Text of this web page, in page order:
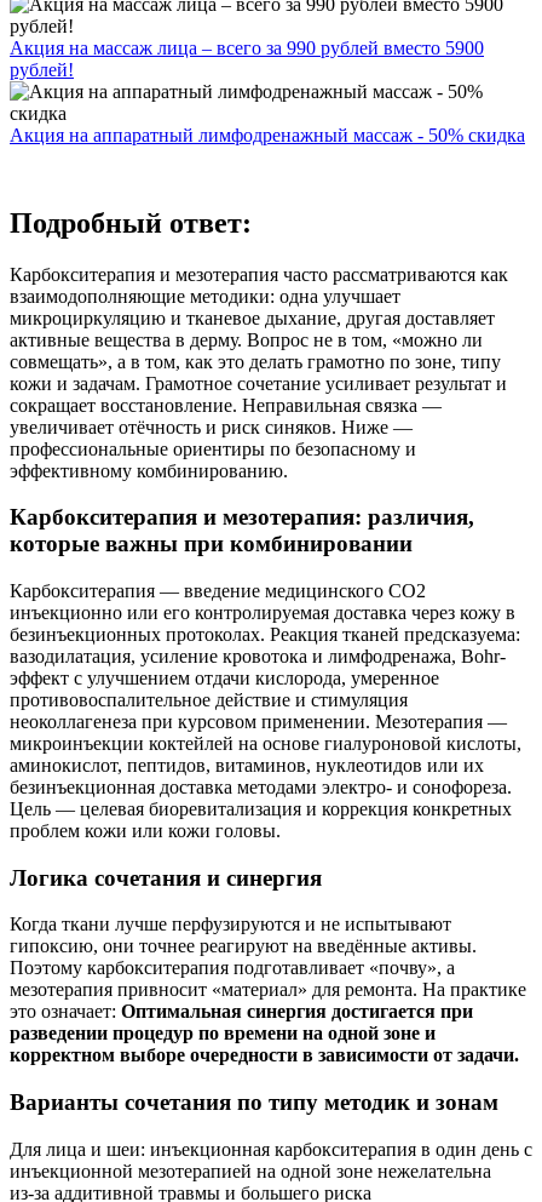
Акция на массаж лица – всего за 990 рублей вместо 5900
рублей!
Акция на аппаратный лимфодренажный массаж - 50% скидка
Подробный ответ:
Карбокситерапия и мезотерапия часто рассматриваются как
взаимодополняющие методики: одна улучшает
микроциркуляцию и тканевое дыхание, другая доставляет
активные вещества в дерму. Вопрос не в том, «можно ли
совмещать», а в том, как это делать грамотно по зоне, типу
кожи и задачам. Грамотное сочетание усиливает результат и
сокращает восстановление. Неправильная связка —
увеличивает отёчность и риск синяков. Ниже —
профессиональные ориентиры по безопасному и
эффективному комбинированию.
Карбокситерапия и мезотерапия: различия,
которые важны при комбинировании
Карбокситерапия — введение медицинского CO2
инъекционно или его контролируемая доставка через кожу в
безинъекционных протоколах. Реакция тканей предсказуема:
вазодилатация, усиление кровотока и лимфодренажа, Bohr-
эффект с улучшением отдачи кислорода, умеренное
противовоспалительное действие и стимуляция
неоколлагенеза при курсовом применении. Мезотерапия —
микроинъекции коктейлей на основе гиалуроновой кислоты,
аминокислот, пептидов, витаминов, нуклеотидов или их
безинъекционная доставка методами электро- и сонофореза.
Цель — целевая биоревитализация и коррекция конкретных
проблем кожи или кожи головы.
Логика сочетания и синергия
Когда ткани лучше перфузируются и не испытывают
гипоксию, они точнее реагируют на введённые активы.
Поэтому карбокситерапия подготавливает «почву», а
мезотерапия привносит «материал» для ремонта. На практике
это означает: Оптимальная синергия достигается при
разведении процедур по времени на одной зоне и
корректном выборе очередности в зависимости от задачи.
Варианты сочетания по типу методик и зонам
Для лица и шеи: инъекционная карбокситерапия в один день с
инъекционной мезотерапией на одной зоне нежелательна
из‑за аддитивной травмы и большего риска